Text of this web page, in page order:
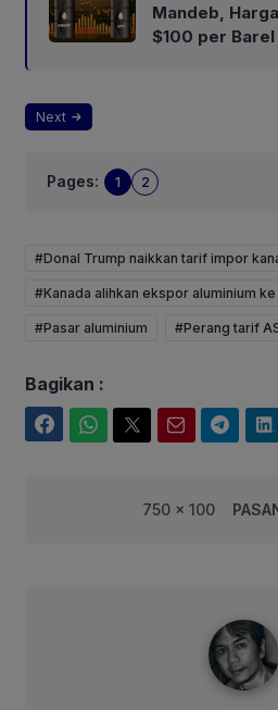
Mandeb,
$100 per Barel
Next
Pages: 1 2
#Donal Trump naikkan tarif impor
#Kanada alihkan ekspor aluminium
#Pasar aluminium #Perang tarif
Bagikan :
750 x 100